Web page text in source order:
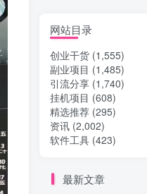
热门文章
TOP1
网站目录
创业干货 (1,555)
副业项目 (1,485)
引流分享 (1,740)
挂机项目 (608)
精选推荐 (295)
资讯 (2,002)
软件工具 (423)
最新文章